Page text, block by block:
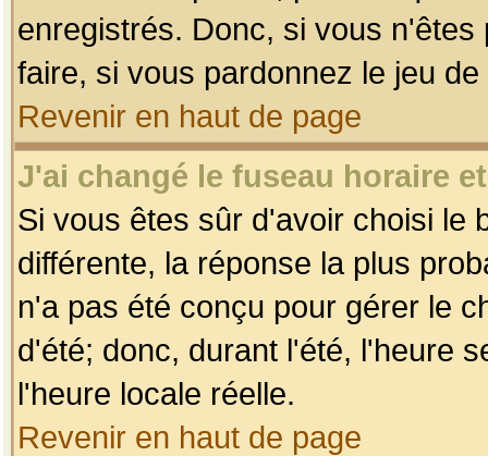
enregistrés. Donc, si vous
faire, si vous pardonnez le jeu
Revenir en haut de page
J'ai changé le fuseau horaire
Si vous êtes sûr d'avoir choisi le
différente, la réponse la plus
n'a pas été conçu pour gérer le
d'été; donc, durant l'été, l'heure
l'heure locale réelle.
Revenir en haut de page